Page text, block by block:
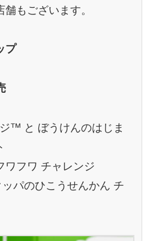
もございます。
プ
™ と ぼうけんのはじま
ワフワ チャレンジ
パのひこうせんかん チ